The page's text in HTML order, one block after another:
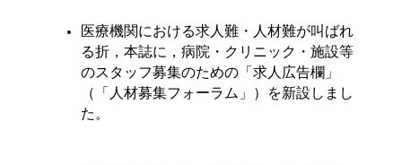
医療機関における求人難・人材難が叫ばれ
る折 ， 本誌に ，病院・クリニック・施設等
のスタッフ募集のための「求人広告欄」
（「人材募集フォーラム」）を新設しまし
た。